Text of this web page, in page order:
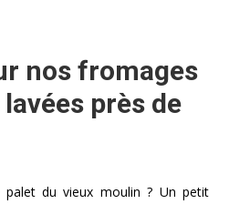
nos fromages
près de
palet du vieux moulin ? Un petit